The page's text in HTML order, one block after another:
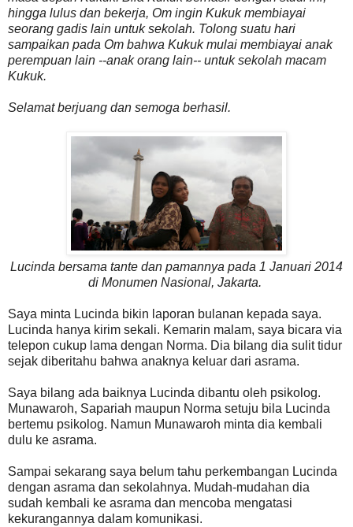
hingga lulus dan bekerja, Om ingin Kukuk membiayai
seorang gadis lain untuk sekolah. Tolong suatu hari
sampaikan pada Om bahwa Kukuk mulai membiayai anak
perempuan lain --anak orang lain-- untuk sekolah macam
Kukuk.
Selamat berjuang dan semoga berhasil.
Lucinda bersama tante dan pamannya pada 1 Januari 2014
di Monumen Nasional, Jakarta.
Saya minta Lucinda bikin laporan bulanan kepada saya.
Lucinda hanya kirim sekali. Kemarin malam, saya bicara via
telepon cukup lama dengan Norma. Dia bilang dia sulit tidur
sejak diberitahu bahwa anaknya keluar dari asrama.
Saya bilang ada baiknya Lucinda dibantu oleh psikolog.
Munawaroh, Sapariah maupun Norma setuju bila Lucinda
bertemu psikolog. Namun Munawaroh minta dia kembali
dulu ke asrama.
Sampai sekarang saya belum tahu perkembangan Lucinda
dengan asrama dan sekolahnya. Mudah-mudahan dia
sudah kembali ke asrama dan mencoba mengatasi
kekurangannya dalam komunikasi.